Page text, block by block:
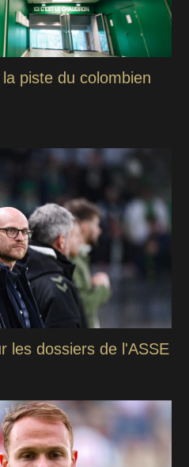
piste du colombien
les dossiers de l'ASSE